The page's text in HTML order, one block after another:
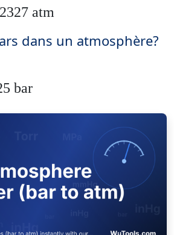
atm
dans un atmosphère?
bar